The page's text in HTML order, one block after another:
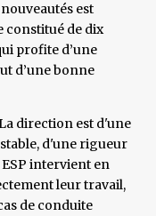
est
constitué de dix
profite d’une
d’une bonne
direction est d'une
d'une rigueur
intervient en
leur travail,
de conduite